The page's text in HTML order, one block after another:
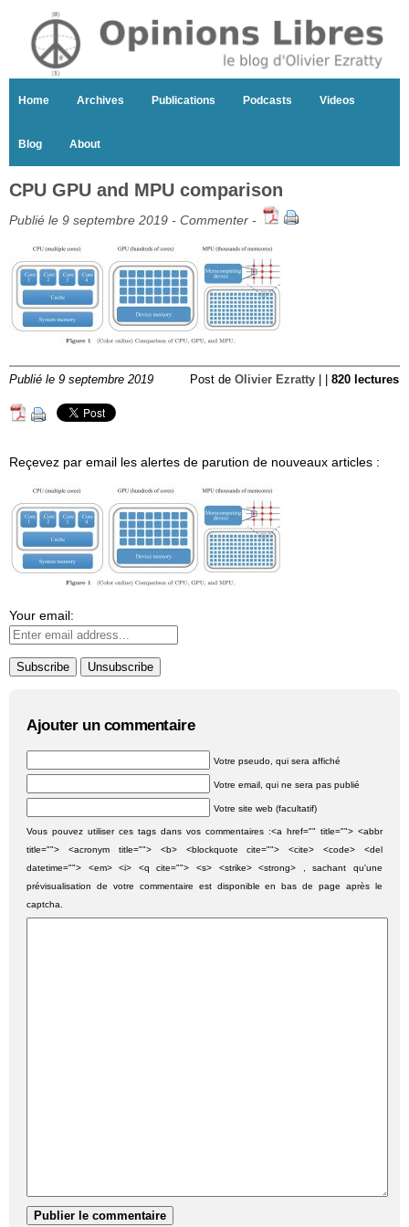
Home Archives Publications Podcasts Videos
Blog About
CPU GPU and MPU comparison
Publié le 9 septembre 2019 - Commenter -
Publié le 9 septembre 2019 Post de Olivier Ezratty 820 lectures
Reçevez par email les alertes de parution de nouveaux articles :
Your email:
Ajouter un commentaire
Votre pseudo, qui sera affiché
Votre email, qui ne sera pas publié
Votre site web (facultatif)
Vous pouvez utiliser ces tags dans vos commentaires :<a href="" title=""> <abbr
title=""> <acronym title=""> <b> <blockquote cite=""> <cite> <code> <del
datetime=""> <em> <i> <q cite=""> <s> <strike> <strong> , sachant qu'une
prévisualisation de votre commentaire est disponible en bas de page après le
captcha.